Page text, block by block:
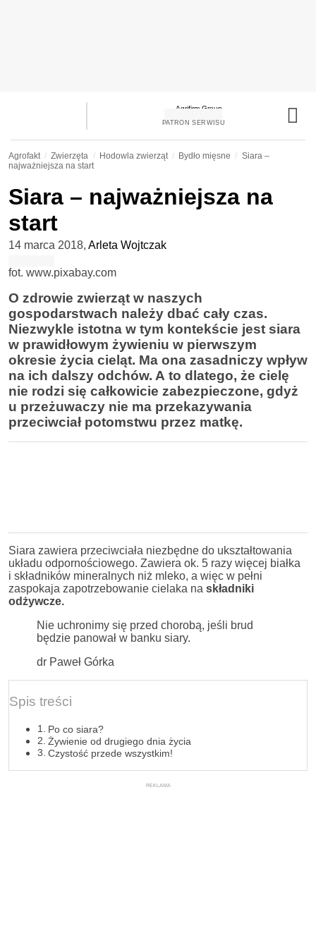
PATRON SERWISU
Agrofakt Zwierzęta Hodowla zwierząt Bydło mięsne
Siara –
najważniejsza na start
Siara – najważniejsza na
start
14 marca 2018, Arleta Wojtczak
fot. www.pixabay.com
O zdrowie zwierząt w naszych
gospodarstwach należy dbać cały czas.
Niezwykle istotna w tym kontekście jest siara
w prawidłowym żywieniu w pierwszym
okresie życia cieląt. Ma ona zasadniczy wpływ
na ich dalszy odchów. A to dlatego, że cielę
nie rodzi się całkowicie zabezpieczone, gdyż
u przeżuwaczy nie ma przekazywania
przeciwciał potomstwu przez matkę.
Siara zawiera przeciwciała niezbędne do ukształtowania
układu odpornościowego. Zawiera ok. 5 razy więcej białka
i składników mineralnych niż mleko, a więc w pełni
zaspokaja zapotrzebowanie cielaka na składniki
odżywcze.
Nie uchronimy się przed chorobą, jeśli brud
będzie panował w banku siary.
dr Paweł Górka
Spis treści
Po co siara?
Żywienie od drugiego dnia życia
Czystość przede wszystkim!
REKLAMA